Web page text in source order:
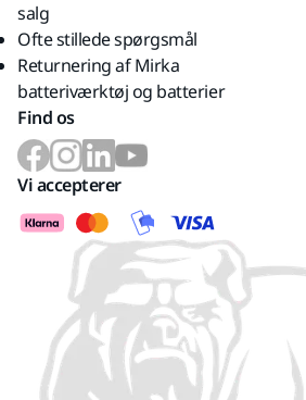
salg
Ofte stillede spørgsmål
Returnering af Mirka
batteriværktøj og batterier
Find os
Vi accepterer